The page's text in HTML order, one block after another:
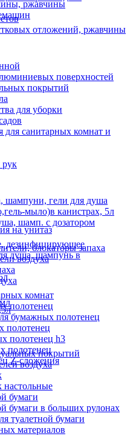
ржавчины
отложений, ржавчины
поверхностей
покрытий
для уборки
для санитарных комнат и
рук
на унитаз
гели для душа
мыло)в канистрах, 5л
шамп. с дозатором
дезинфицирующее
душа, шампунь в
блокаторы запаха
воздуха
комнат
полотенец
бумажных полотенец
полотенец
полотенец h3
полотенец
Z-сложения
покрытий
воздуха
настольные
бумаги
бумаги в больших рулонах
туалетной бумаги
материалов